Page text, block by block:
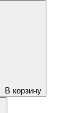
В корзину